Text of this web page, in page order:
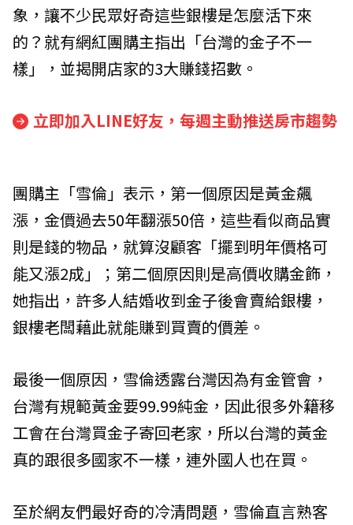
象，讓不少民眾好奇這些銀樓是怎麼活下來
的？就有網紅團購主指出「台灣的金子不一
樣」，並揭開店家的3大賺錢招數。
立即加入LINE好友，每週主動推送房市趨勢
團購主「雪倫」表示，第一個原因是黃金飆
漲，金價過去50年翻漲50倍，這些看似商品實
則是錢的物品，就算沒顧客「擺到明年價格可
能又漲2成」；第二個原因則是高價收購金飾，
她指出，許多人結婚收到金子後會賣給銀樓，
銀樓老闆藉此就能賺到買賣的價差。
最後一個原因，雪倫透露台灣因為有金管會，
台灣有規範黃金要99.99純金，因此很多外籍移
工會在台灣買金子寄回老家，所以台灣的黃金
真的跟很多國家不一樣，連外國人也在買。
至於網友們最好奇的冷清問題，雪倫直言熟客